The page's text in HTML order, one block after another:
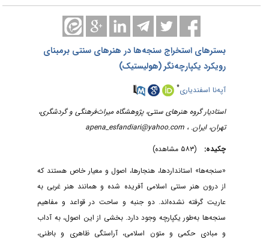
بستر‌های استخراج سنجه‌ها در هنرهای سنتی برمبنای
رویکرد یکپارچه‌نگر (هولیستیک)
آپه‌نا اسفندیاری
استادیار گروه هنرهای سنتی، پژوهشگاه میراث‌فرهنگی و گردشگری،
تهران، ایران. ، apena_esfandiari@yahoo.com
چکیده:
«سنجه‌ها» استانداردها، هنجارها، اصول و معیار خاص هستند که
از درون هنر سنتی اسلامی آفریده شده و همانند هنر غربی به
عاریت گرفته نشده‌اند. دو جنبه و ساحت در قواعد و مفاهیم
سنجه‌ها به‌طور یکپارچه وجود دارد. بخشی از این اصول، به آداب
و مبادی حکمی و متون اسلامی، آراستگی ظاهری و باطنی،